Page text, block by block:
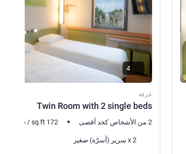
غرفة
Twin Room with 2 single beds
2 من الأشخاص كحد أقصى 16 /sq ft 172
فرش السرير
2 x سرير (أسرّة) صغير